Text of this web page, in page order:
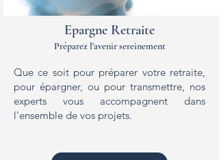
Epargne Retraite
Préparez l'avenir sereinement
Que ce soit pour préparer votre retraite,
pour épargner, ou pour transmettre, nos
experts vous accompagnent dans
l'ensemble de vos projets.